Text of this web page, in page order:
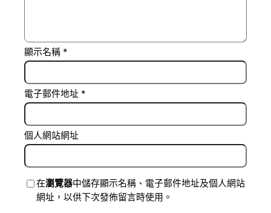
顯示名稱 *
電子郵件地址 *
個人網站網址
在瀏覽器中儲存顯示名稱、電子郵件地址及個人網站
網址，以供下次發佈留言時使用。